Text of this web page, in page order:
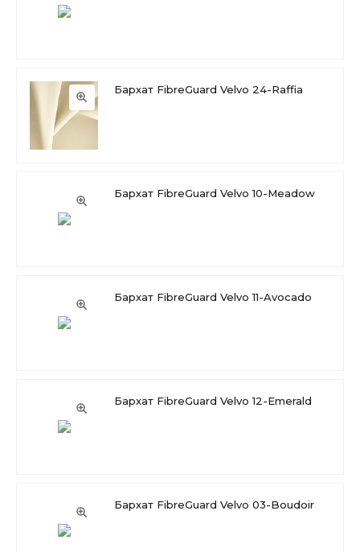
Бархат FibreGuard Velvo 24-Raffia
Бархат FibreGuard Velvo 10-Meadow
Бархат FibreGuard Velvo 11-Avocado
Бархат FibreGuard Velvo 12-Emerald
Бархат FibreGuard Velvo 03-Boudoir